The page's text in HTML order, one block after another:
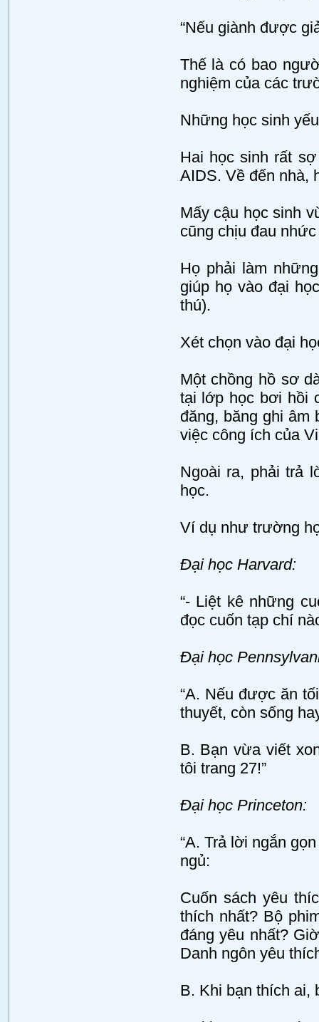
“Nếu giành được
Thế là có bao
nghiệm của các
Những học sinh
Hai học sinh rất
AIDS. Về đến nhà,
Mấy cậu học sinh
cũng chịu đau
Họ phải làm
giúp họ vào đại
thú).
Xét chọn vào đại
Một chồng hồ sơ
tại lớp học bơi hồi
đăng, băng ghi âm
việc công ích của
Ngoài ra, phải trả
học.
Ví dụ như trường
Đại học Harvard:
“- Liệt kê những
đọc cuốn tạp chí
Đại học
“A. Nếu được ăn
thuyết, còn sống
B. Bạn vừa viết
tôi trang 27!”
Đại học Princeton:
“A. Trả lời ngắn
ngủ:
Cuốn sách yêu
thích nhất? Bộ
đáng yêu nhất?
Danh ngôn yêu
B. Khi bạn thích ai,